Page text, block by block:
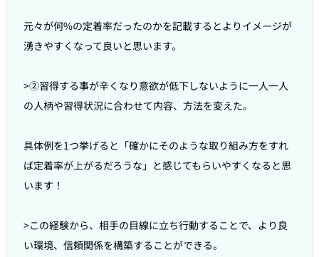
元々が何%の定着率だったのかを記載するとよりイメージが
湧きやすくなって良いと思います。
>②習得する事が辛くなり意欲が低下しないように一人一人
の人柄や習得状況に合わせて内容、方法を変えた。
具体例を1つ挙げると「確かにそのような取り組み方をすれ
ば定着率が上がるだろうな」と感じてもらいやすくなると思
います！
>この経験から、相手の目線に立ち行動することで、より良
い環境、信頼関係を構築することができる。